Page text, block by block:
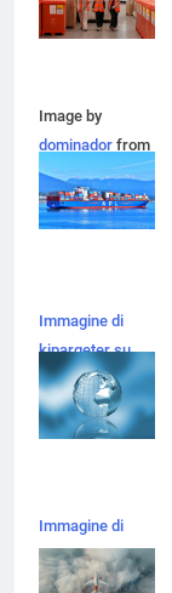
Image by
dominador from
Pixabay
Immagine di
kjpargeter su
Magnific
Immagine di
magnific